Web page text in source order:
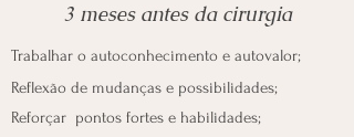
3 meses antes da cirurgia
Trabalhar o autoconhecimento e autovalor;
Reflexão de mudanças e possibilidades;
Reforçar pontos fortes e habilidades;